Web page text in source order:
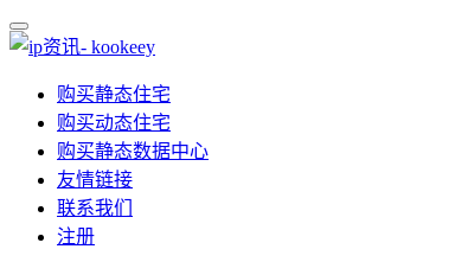
购买静态住宅
购买动态住宅
购买静态数据中心
友情链接
联系我们
注册